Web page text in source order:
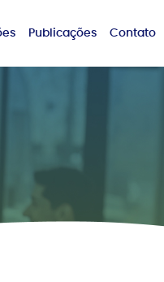
Publicações Contato